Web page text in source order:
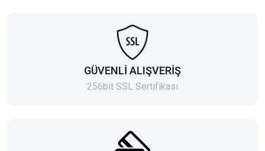
GÜVENLİ ALIŞVERİŞ
256bit SSL Sertifikası